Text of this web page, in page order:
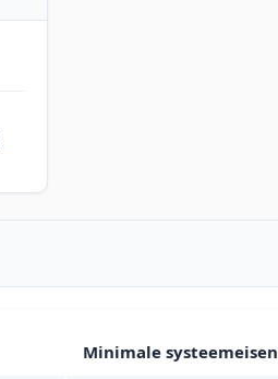
Minimale systeemeisen